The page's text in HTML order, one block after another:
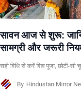
सावन आज से शुरू:
सामग्री और जरूरी
सही विधि से करें शिव पूजा, छोटी-
By Hindustan Mirror